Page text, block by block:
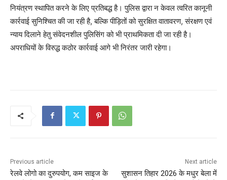
नियंत्रण स्थापित करने के लिए प्रतिबद्ध है। पुलिस द्वारा न केवल त्वरित कानूनी
कार्रवाई सुनिश्चित की जा रही है, बल्कि पीड़ितों को सुरक्षित वातावरण, संरक्षण एवं
न्याय दिलाने हेतु संवेदनशील पुलिसिंग को भी प्राथमिकता दी जा रही है।
अपराधियों के विरुद्ध कठोर कार्रवाई आगे भी निरंतर जारी रहेगा।
Previous article
रेलवे लोगो का दुरुपयोग, कम साइज के
Next article
सुशासन तिहार 2026 के मधुर बेला में